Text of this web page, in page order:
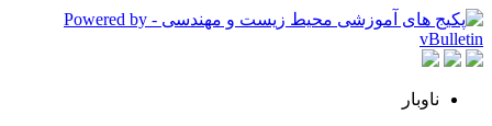
ناوبار